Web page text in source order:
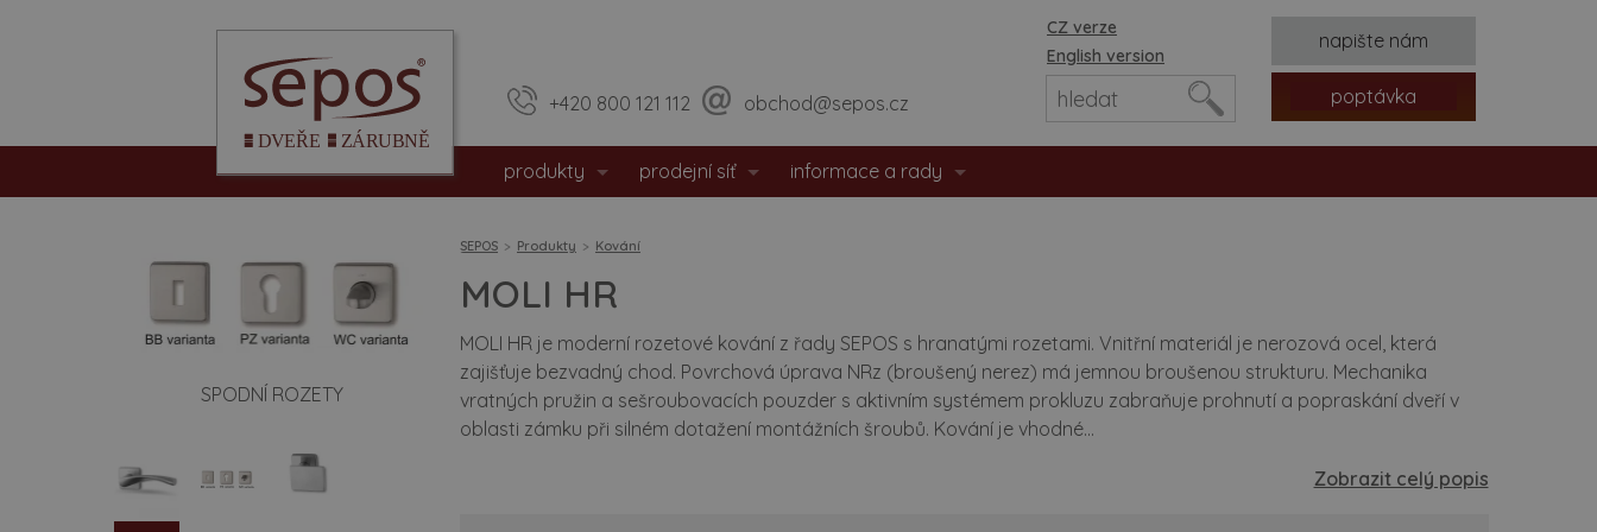
+420 800 121 112 obchod@sepos.cz
CZ verze
English version
napište nám
poptávka
produkty
vchodové dveře
bezpečnostní dveře
protipožární dveře
hpl dveře
prodejní síť informace a rady
praktické rady
montážní návody
doporučené rozměry staveb. otvorů
SEPOS Produkty Kování
MOLI HR
MOLI HR je moderní rozetové kování z řady SEPOS s hranatými rozetami. Vnitřní materiál je nerozová ocel, která
zajišťuje bezvadný chod. Povrchová úprava NRz (broušený nerez) má jemnou broušenou strukturu. Mechanika
vratných pružin a sešroubovacích pouzder s aktivním systémem prokluzu zabraňuje prohnutí a popraskání dveří v
oblasti zámku při silném dotažení montážních šroubů. Kování je vhodné...
Zobrazit celý popis
SPODNÍ ROZETY